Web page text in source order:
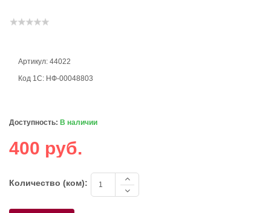
Артикул: 44022
Код 1С: НФ-00048803
Доступность: В наличии
400 руб.
Количество (ком):